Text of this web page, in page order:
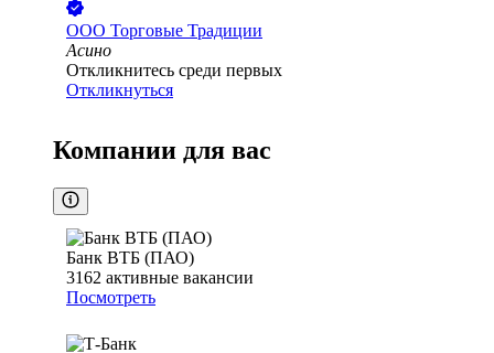
ООО Торговые Традиции
Асино
Откликнитесь среди первых
Откликнуться
Компании для вас
Банк ВТБ (ПАО)
3162 активные вакансии
Посмотреть